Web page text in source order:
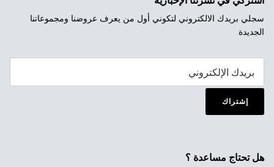
سجلي بريدك الالكتروني لتكوني أول من يعرف عروضنا ومجموعاتنا
الجديدة
إشتراك
هل تحتاج مساعدة ؟